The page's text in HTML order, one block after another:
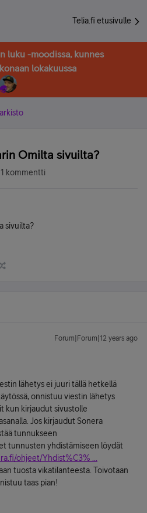
Telia.fi etusivulle
luku -moodissa, kunnes
lokakuussa
Omilta sivuilta?
1 kommentti
sivuilta?
Forum|Forum|12 years ago
lähetys ei juuri tällä hetkellä
onnistuu viestin lähetys
kun kirjaudut sivustolle
Jos kirjaudut Sonera
tunnukseen
tunnusten yhdistämiseen löydät
ohjeet/Yhdist%C3% ...
tuosta vikatilanteesta. Toivotaan
taas pian!